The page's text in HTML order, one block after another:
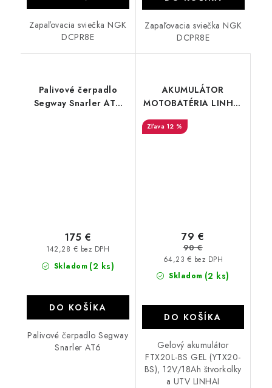
Zapaľovacia sviečka NGK
DCPR8E
Zapaľovacia sviečka NGK
DCPR8E
Palivové čerpadlo
Segway Snarler AT6
Skladom (2 ks)
142,28 € bez DPH
175 €
DO KOŠÍKA
Palivové čerpadlo Segway
Snarler AT6
AKUMULÁTOR
MOTOBATÉRIA LINHAI
FULBAT Gel FTX20L-
12 %
Skladom (2 ks)
64,23 € bez DPH
79 €
90 €
DO KOŠÍKA
Gelový akumulátor
FTX20L-BS GEL (YTX20-
BS), 12V/18Ah štvorkolky
a UTV LINHAI